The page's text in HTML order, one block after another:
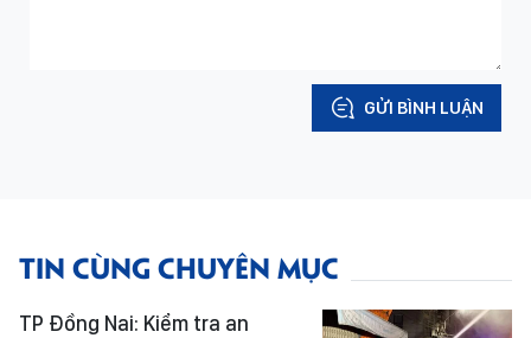
GỬI BÌNH LUẬN
TIN CÙNG CHUYÊN MỤC
TP Đồng Nai: Kiểm tra an